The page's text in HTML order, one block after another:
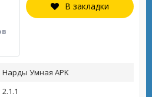
В закладки
Нарды Умная APK
2.1.1